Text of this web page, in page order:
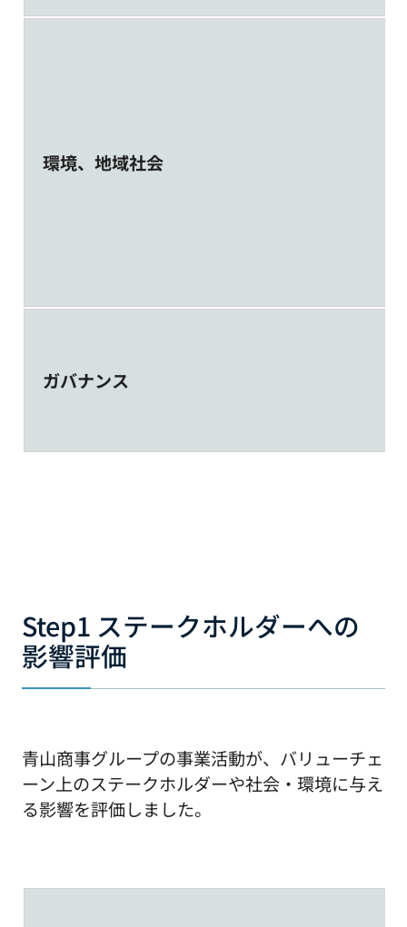
環境、地域社会
ガバナンス
Step1 ステークホルダーへの
影響評価
青山商事グループの事業活動が、バリューチェ
ーン上のステークホルダーや社会・環境に与え
る影響を評価しました。